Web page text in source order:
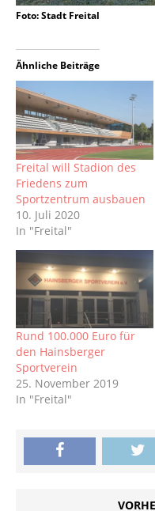
Foto: Stadt Freital
Ähnliche Beiträge
Freital will Stadion des
Friedens zum
Sportzentrum ausbauen
10. Juli 2020
In "Freital"
Rund 100.000 Euro für
den Hainsberger
Sportverein
25. November 2019
In "Freital"